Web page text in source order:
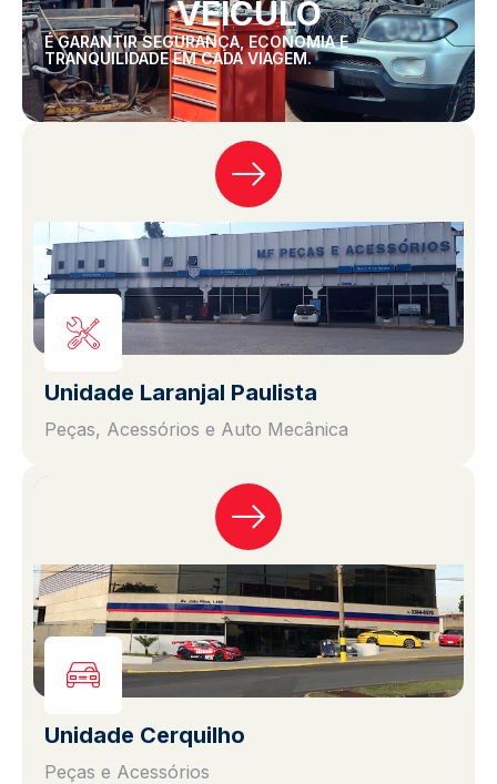
VEÍCULO
É GARANTIR SEGURANÇA, ECONOMIA E
TRANQUILIDADE EM CADA VIAGEM.
Unidade Laranjal Paulista
Peças, Acessórios e Auto Mecânica
Unidade Cerquilho
Peças e Acessórios